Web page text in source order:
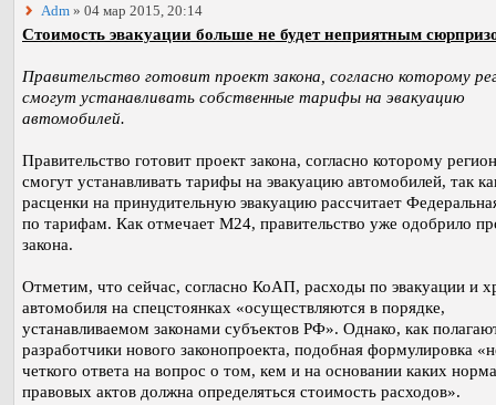
Adm » 04 мар 2015, 20:14
Стоимость эвакуации больше не будет неприятным
Правительство готовит проект закона, согласно которому
смогут устанавливать собственные тарифы на эвакуацию
автомобилей.
Правительство готовит проект закона, согласно которому
смогут устанавливать тарифы на эвакуацию автомобилей, так
расценки на принудительную эвакуацию рассчитает
по тарифам. Как отмечает М24, правительство уже одобрило
закона.
Отметим, что сейчас, согласно КоАП, расходы по эвакуации и
автомобиля на спецстоянках «осуществляются в порядке,
устанавливаемом законами субъектов РФ». Однако, как
разработчики нового законопроекта, подобная формулировка
четкого ответа на вопрос о том, кем и на основании каких
правовых актов должна определяться стоимость расходов».